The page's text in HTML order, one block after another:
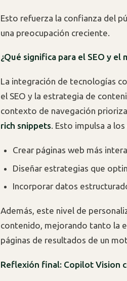
Esto refuerza la confianza del
una preocupación creciente.
¿Qué significa para el SEO y el
La integración de tecnologías
el SEO y la estrategia de
contexto de navegación
rich snippets. Esto impulsa a
Crear páginas web más
Diseñar estrategias que
Incorporar datos
Además, este nivel de
contenido, mejorando tanto la
páginas de resultados de un
Reflexión final: Copilot Vision